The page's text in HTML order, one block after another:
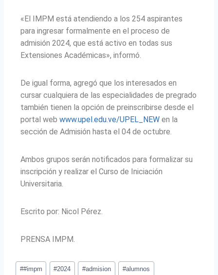
«El IMPM está atendiendo a los 254 aspirantes
para ingresar formalmente en el proceso de
admisión 2024, que está activo en todas sus
Extensiones Académicas», informó.
De igual forma, agregó que los interesados en
cursar cualquiera de las especialidades de pregrado
también tienen la opción de preinscribirse desde el
portal web www.upel.edu.ve/UPEL_NEW en la
sección de Admisión hasta el 04 de octubre.
Ambos grupos serán notificados para formalizar su
inscripción y realizar el Curso de Iniciación
Universitaria.
Escrito por: Nicol Pérez.
PRENSA IMPM.
##impm #2024 #admision #alumnos